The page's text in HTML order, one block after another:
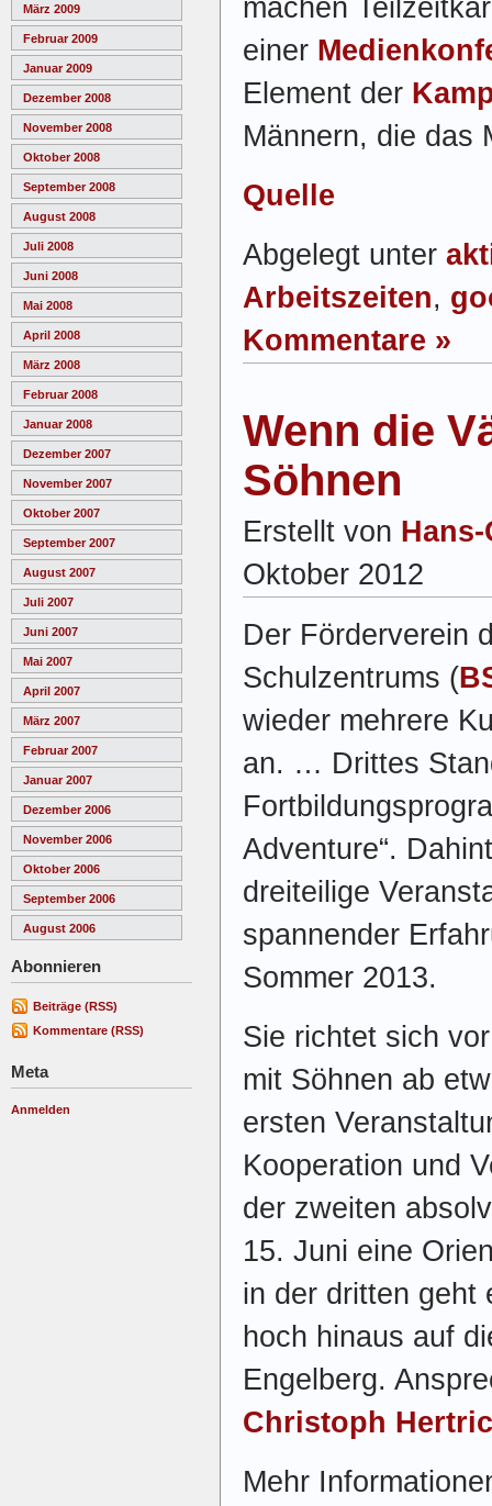
März 2009
Februar 2009
Januar 2009
Dezember 2008
November 2008
Oktober 2008
September 2008
August 2008
Juli 2008
Juni 2008
Mai 2008
April 2008
März 2008
Februar 2008
Januar 2008
Dezember 2007
November 2007
Oktober 2007
September 2007
August 2007
Juli 2007
Juni 2007
Mai 2007
April 2007
März 2007
Februar 2007
Januar 2007
Dezember 2006
November 2006
Oktober 2006
September 2006
August 2006
Abonnieren
Beiträge (RSS)
Kommentare (RSS)
Meta
Anmelden
machen
einer
Element der
Männern, die das
Quelle
Abgelegt unter
Arbeitszeiten,
Kommentare »
Wenn die
Söhnen
Erstellt von
Oktober 2012
Der Förderverein
Schulzentrums (
wieder mehrere
an. … Drittes
Adventure“.
dreiteilige
spannender
Sommer 2013.
Sie richtet sich
mit Söhnen ab
ersten
Kooperation und
der zweiten
15. Juni eine
in der dritten geht
hoch hinaus auf
Engelberg.
Christoph
Mehr